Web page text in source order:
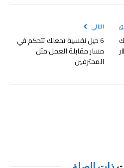
التالي
6 حيل نفسية تجعلك تتحكم في
مسار مقابلة العمل مثل
المحترفين